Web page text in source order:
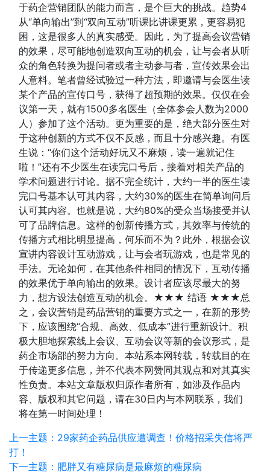
于药企营销团队的能力而言，是个巨大的挑战。趋势4
从“单向输出”到“双向互动”听课比讲课更累，更容易犯
困，这是很多人的真实感受。因此，为了提高会议营销
的效果，尽可能地创造双向互动的机会，让与会者从听
众的角色转换为提问者或者主动参与者，宣传效果会出
人意料。笔者曾经试验过一种方法，即邀请与会医生读
某个产品的宣传口号，获得了超预期的效果。仅仅在会
议第一天，就有1500多名医生（全体参会人数为2000
人）参加了这个活动。更为重要的是，绝大部分医生对
于这种创新的方式不仅不反感，而且十分感兴趣。有医
生说：“你们这个活动好玩又不麻烦，读一遍就记住
啦！”还有不少医生在读完口号后，接着对相关产品的
学术问题进行讨论。据不完全统计，大约一半的医生读
完口号基本认可其内容，大约30%的医生在简单询问后
认可其内容。也就是说，大约80%的受众当场接受并认
可了品牌信息。这样的创新传播方式，其效率与传统的
传播方式相比明显提高，何乐而不为？此外，根据会议
宣讲内容设计互动游戏，让与会者玩游戏，也是常见的
手法。无论如何，在其他条件相同的情况下，互动传播
的效果优于单向输出的效果。设计者应该尽最大的努
力，想方设法创造互动的机会。★★★ 结语 ★★★总
之，会议营销是药品营销的重要方式之一，在新的形势
下，应该围绕“合规、高效、低成本”进行重新设计。积
极大胆地探索线上会议、互动会议等新的会议形式，是
药企市场部的努力方向。本站系本网转载，转载目的在
于传递更多信息，并不代表本网赞同其观点和对其真实
性负责。本站文章版权归原作者所有，如涉及作品内
容、版权和其它问题，请在30日内与本网联系，我们
将在第一时间处理！
上一主题：29家药企药品供应遭调查！价格招采失信将严
打！
下一主题：肥胖又有糖尿病是最麻烦的糖尿病